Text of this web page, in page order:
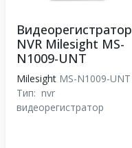
Видеорегистратор
NVR Milesight MS-
N1009-UNT
Milesight MS-N1009-UNT
Тип: nvr
видеорегистратор